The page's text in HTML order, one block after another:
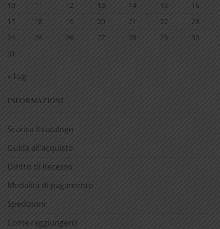
10 11 12 13 14 15
16
17
18 19 20 21 22
23
24
25 26 27 28 29
30
31
« Lug
INFORMAZIONI
Scarica il catalogo
Guida all’acquisto
Diritto di Recesso
Modalità di pagamento
Spedizioni
Come raggiungerci